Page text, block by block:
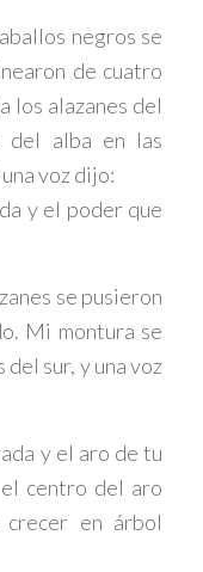
negros se
de cuatro
los alazanes del
del alba en las
voz dijo:
y el poder que
se pusieron
Mi montura se
sur, y una voz
y el aro de tu
centro del aro
en árbol